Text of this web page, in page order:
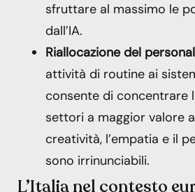
sfruttare al massimo le
dall’IA.
Riallocazione del
attività di routine ai
consente di concentrare
settori a maggior valore
creatività, l’empatia e il
sono irrinunciabili.
L’Italia nel contesto